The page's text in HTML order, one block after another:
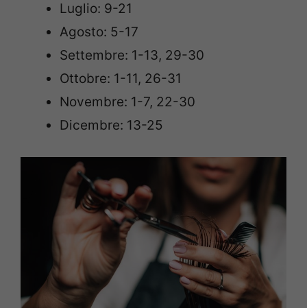
Luglio: 9-21
Agosto: 5-17
Settembre: 1-13, 29-30
Ottobre: 1-11, 26-31
Novembre: 1-7, 22-30
Dicembre: 13-25